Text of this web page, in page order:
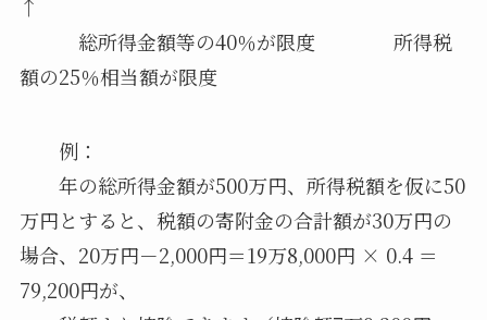
↑
総所得金額等の40％が限度 所得税
額の25％相当額が限度
例：
年の総所得金額が500万円、所得税額を仮に50
万円とすると、税額の寄附金の合計額が30万円の
場合、20万円－2,000円＝19万8,000円 × 0.4 ＝
79,200円が、